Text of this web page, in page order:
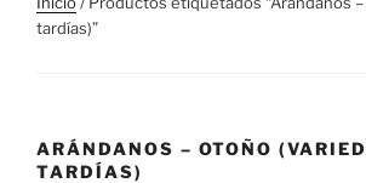
tardías)”
ARÁNDANOS – OTOÑO
TARDÍAS)